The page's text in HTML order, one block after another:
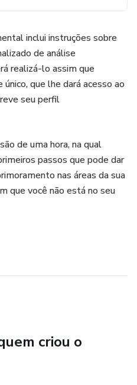
inclui instruções sobre
de análise
realizá-lo assim que
que lhe dará acesso ao
seu perfil
de uma hora, na qual
passos que pode dar
nas áreas da sua
que você não está no seu
criou o